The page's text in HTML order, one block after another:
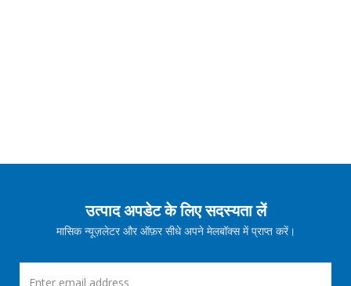
उत्पाद अपडेट के लिए सदस्यता लें
मासिक न्यूज़लेटर और ऑफ़र सीधे अपने मेलबॉक्स में प्राप्त करें।